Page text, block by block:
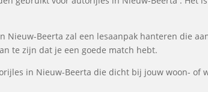
Nieuw-Beerta zal een lesaanpak hanteren die
te zijn dat je een goede match hebt.
in Nieuw-Beerta die dicht bij jouw woon-